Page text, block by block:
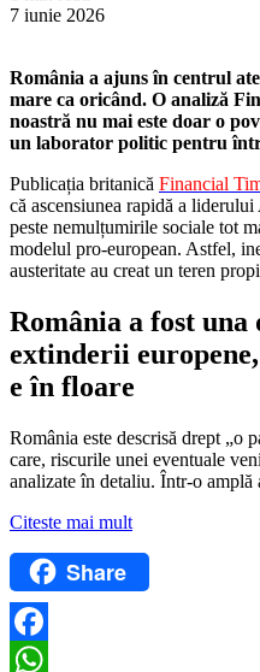
7 iunie 2026
România a ajuns în centrul
mare ca oricând. O analiză
noastră nu mai este doar o
un laborator politic pentru
Publicația britanică Financial
că ascensiunea rapidă a
peste nemulțumirile sociale tot
modelul pro-european. Astfel,
austeritate au creat un teren
România a fost
extinderii
e în floare
România este descrisă drept „o
care, riscurile unei eventuale
analizate în detaliu. Într-o
Citeste mai mult
Share
Facebook